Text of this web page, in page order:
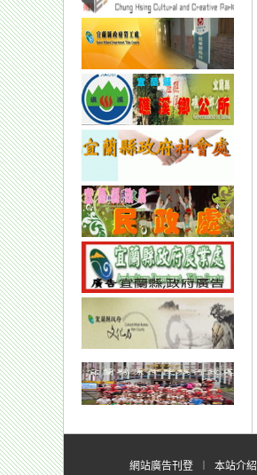
網站廣告刊登 本站介紹